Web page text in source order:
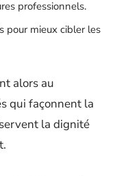
professionnels.
pour mieux cibler les
alors au
qui façonnent la
la dignité